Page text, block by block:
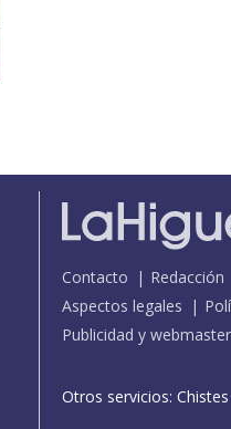
Contacto Redacción
Aspectos legales
Publicidad y
Otros servicios: Chistes